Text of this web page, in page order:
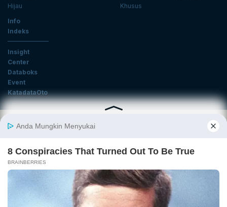
Hijau
Khusus
Info
Indeks
Insight
Center
Databoks
Event
KatadataOto
Langganan Newsletter